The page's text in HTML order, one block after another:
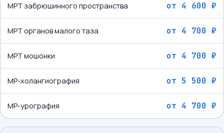
МРТ забрюшинного пространства от 4 600 ₽
МРТ органов малого таза от 4 700 ₽
МРТ мошонки от 4 700 ₽
МР-холангиография от 5 500 ₽
МР-урография от 4 700 ₽